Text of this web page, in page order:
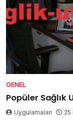
GENEL
Popüler Sağlık
Uygulamaları 25